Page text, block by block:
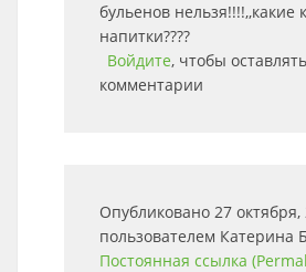
бульенов нельзя!!!!,,какие
напитки????
Войдите, чтобы оставлять
комментарии
Опубликовано 27 октября,
пользователем Катерина Б
Постоянная ссылка